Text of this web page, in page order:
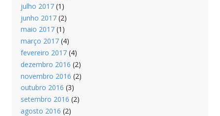
julho 2017(1)
junho 2017(2)
maio 2017(1)
março 2017(4)
fevereiro 2017(4)
dezembro 2016 (2)
novembro 2016 (2)
outubro 2016 (3)
setembro 2016 (2)
agosto 2016 (2)